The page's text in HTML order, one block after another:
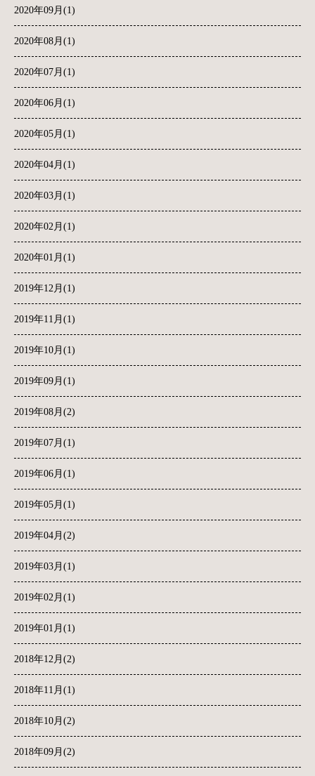
2020年09月(1)
2020年08月(1)
2020年07月(1)
2020年06月(1)
2020年05月(1)
2020年04月(1)
2020年03月(1)
2020年02月(1)
2020年01月(1)
2019年12月(1)
2019年11月(1)
2019年10月(1)
2019年09月(1)
2019年08月(2)
2019年07月(1)
2019年06月(1)
2019年05月(1)
2019年04月(2)
2019年03月(1)
2019年02月(1)
2019年01月(1)
2018年12月(2)
2018年11月(1)
2018年10月(2)
2018年09月(2)